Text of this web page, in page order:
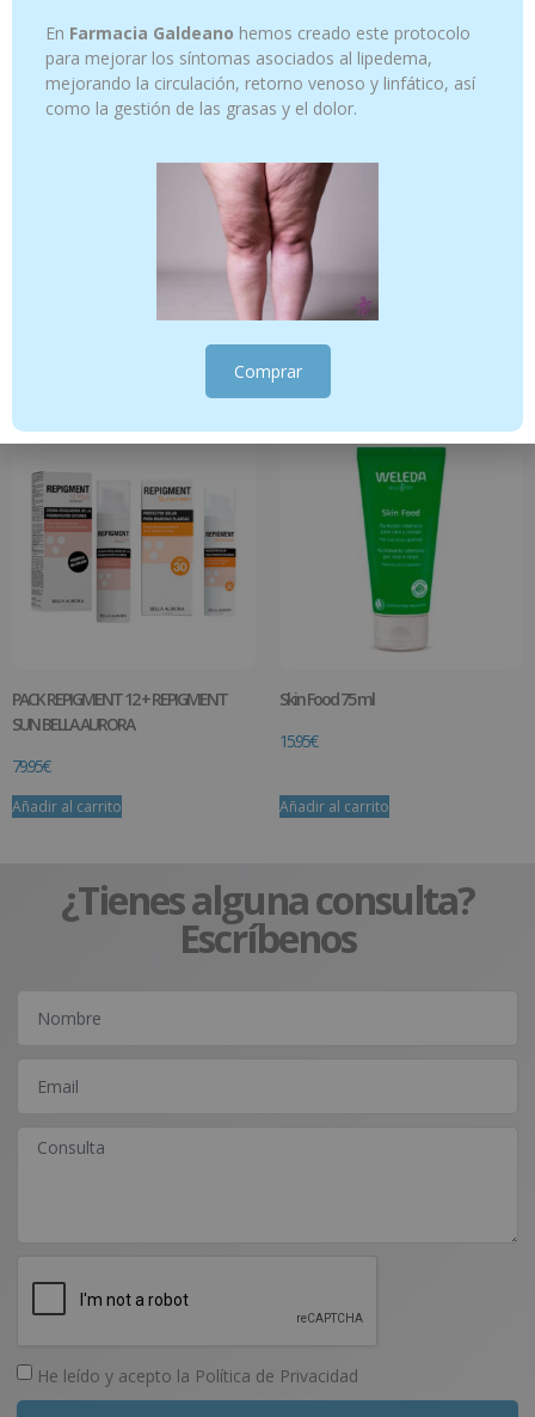
REPARADORA ANTIEDAD K_ALMA 50ML
BELLA AURORA SUBLIME – CREMA
NOCHE REAFIRMANTE 50 ML
29.95€
Añadir al carrito
PACK REPIGMENT 12 + REPIGMENT
SUN BELLA AURORA
79.95€
Añadir al carrito
Skin Food 75 ml
15.95€
Añadir al carrito
¿Tienes alguna consulta?
Escríbenos
He leído y acepto la Política de Privacidad
En Farmacia Galdeano hemos creado este protocolo
para mejorar los síntomas asociados al lipedema,
mejorando la circulación, retorno venoso y linfático, así
como la gestión de las grasas y el dolor.
Comprar